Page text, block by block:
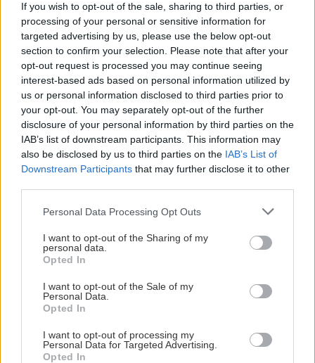
If you wish to opt-out of the sale, sharing to third parties, or
processing of your personal or sensitive information for
targeted advertising by us, please use the below opt-out
section to confirm your selection. Please note that after your
opt-out request is processed you may continue seeing
interest-based ads based on personal information utilized by
us or personal information disclosed to third parties prior to
your opt-out. You may separately opt-out of the further
disclosure of your personal information by third parties on the
IAB’s list of downstream participants. This information may
also be disclosed by us to third parties on the IAB’s List of
Downstream Participants that may further disclose it to other
Please note that this website/app uses one or more Google
not limited to your visit or usage behaviour. You may click to
grant or deny consent to Google and its third-party tags to
use your data for below specified purposes in below Google
consent section.
Personal Data Processing Opt Outs
I want to opt-out of the Sharing of my
personal data.
Opted In
I want to opt-out of the Sale of my
Personal Data.
Opted In
I want to opt-out of processing my
Personal Data for Targeted Advertising.
Opted In
Prečo z okna robia radiátor a ako to vyriešiť za pár eur?
predajcovia idú okolo 100 eur kus.
Nekupujte drahé lapače: Vyrobte si za 5 minút domácu
pascu na osy a sršne, ktorá ich nepustí von
Bros sprej necaka kym osa vypije moje pivo. Zaroven
nasmrdi cele hniezdo a neostane tam nic zive. Vasa
pasca naucinke moc efektivne. Skor pritiahne slimaky
Viete, kedy použiť akú maltu? Spoznajte rozdiely, ktoré
vám ušetria čas v stavebninách aj pri práci
Ten článok mal takú výpovednú hodnotu ako učivo pre
3 ročník základnej školy. To fakt? AI alebo nejaka kniha
z VŠ? Dnešné rychlotvrdnuce malty - pevnosť 40 Mpa a
doba schnutia tak 15 minut , k tomu vodotesné s
kryštálikou. A rozdiel - schnutie a zretie. Nič?
Záhradné ležadlá v obchodoch sú predražené. Toto si
Žiadne čapovanie alebo zadlabávanie, všetko len na
čínske skrutky. Alternatíva slovenskej IKEI - čo sa týka
pevnosti. Autor si nedal veľa námahy s remeselným
predávaný v Kauflande alebo Lídli.
rozhodne o úrode
V sobotnej relácii pre záhradkárov , 11.7.2026 na stanici
Regina-východ , predseda Slovenského zväzu
neproduktívne , nie je pravda. Aj vlky je možné použiť
pri formovaní koruny a budú rodiť.
ZÁHRADA